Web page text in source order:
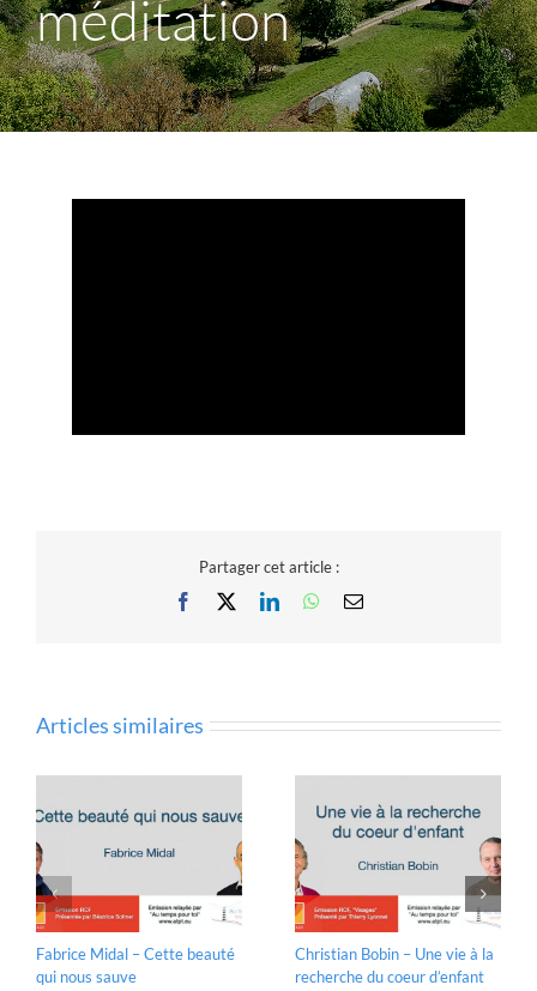
méditation
Partager cet article :
Facebook
LinkedInWhatsApp
Email
Articles similaires
Fabrice Midal – Cette beauté
qui nous sauve
Christian Bobin – Une vie à la
recherche du coeur d’enfant